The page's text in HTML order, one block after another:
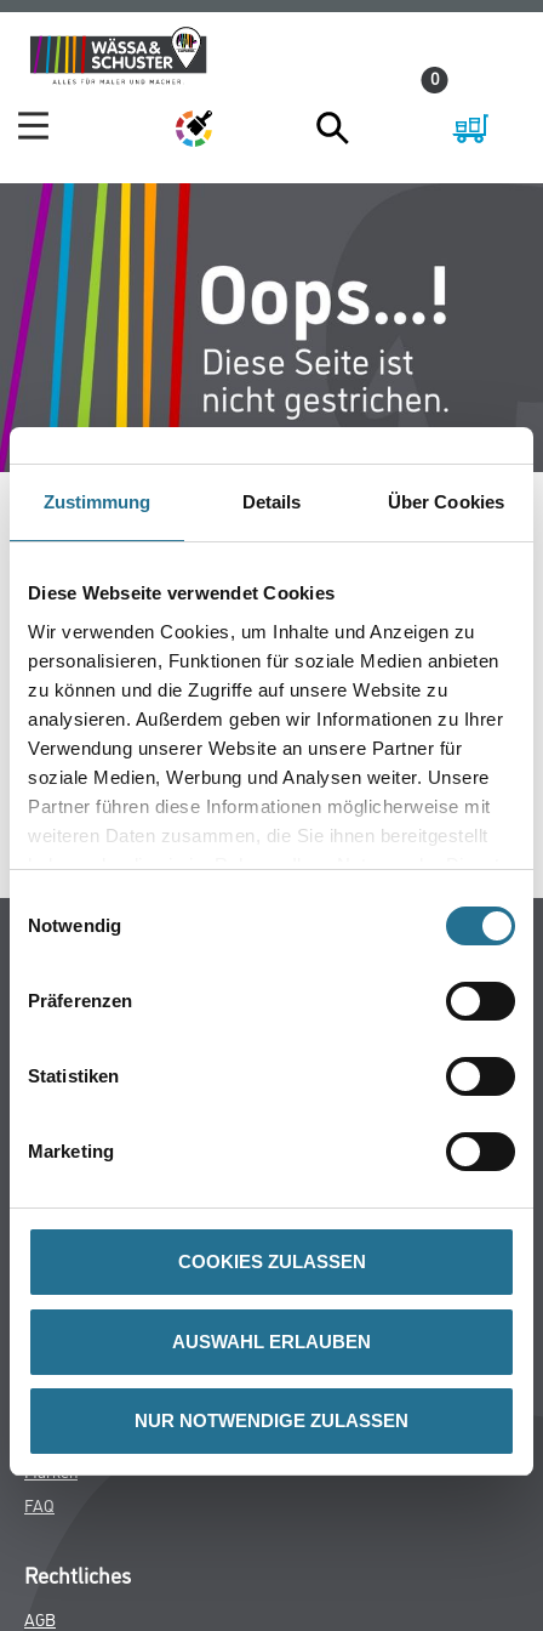
Zustimmung Details Über Cookies
Diese Webseite verwendet Cookies
Wir verwenden Cookies, um Inhalte und Anzeigen zu
personalisieren, Funktionen für soziale Medien anbieten
zu können und die Zugriffe auf unsere Website zu
analysieren. Außerdem geben wir Informationen zu Ihrer
Verwendung unserer Website an unsere Partner für
soziale Medien, Werbung und Analysen weiter. Unsere
Partner führen diese Informationen möglicherweise mit
weiteren Daten zusammen, die Sie ihnen bereitgestellt
haben oder die sie im Rahmen Ihrer Nutzung der Dienste
Einwilligungsauswahl
Notwendig
Präferenzen
Statistiken
Marketing
COOKIES ZULASSEN
AUSWAHL ERLAUBEN
NUR NOTWENDIGE ZULASSEN
Zum
Inhalt
Zum
Navigationsmenü
0
IST AUFGETRETEN
Keine Sorge, wir pinseln schon an der Lösung und
werden das Problem so schnell wie möglich beheben.
Erkunden Sie in der Zwischenzeit unseren Online-Shop
und lassen Sie sich inspirieren.
ZURÜCK ZUM ONLINE-SHOP
Online-Shop
Putze- und Spachtelmassen
Wand- & Deckenbeläge
CMS Gruppe
Aktuelles
Marken
FAQ
Rechtliches
AGB